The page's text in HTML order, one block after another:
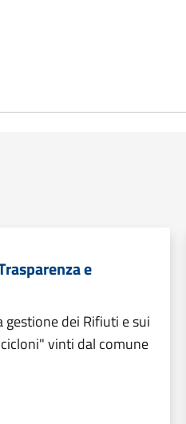
e
dei Rifiuti e sui
vinti dal comune